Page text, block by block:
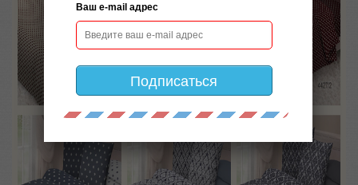
Ваш e-mail адрес
Подписаться